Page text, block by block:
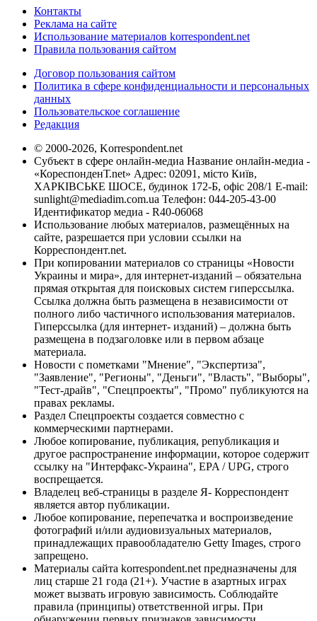
Контакты
Реклама на сайте
Использование материалов korrespondent.net
Правила пользования сайтом
Договор пользования сайтом
Политика в сфере конфиденциальности и персональных
данных
Пользовательское соглашение
Редакция
© 2000-2026, Korrespondent.net
Субъект в сфере онлайн-медиа Название онлайн-медиа -
«КореспонденТ.net» Адрес: 02091, місто Київ,
ХАРКІВСЬКЕ ШОСЕ, будинок 172-Б, офіс 208/1 E-mail:
sunlight@mediadim.com.ua Телефон: 044-205-43-00
Идентификатор медиа - R40-06068
Использование любых материалов, размещённых на
сайте, разрешается при условии ссылки на
Корреспондент.net.
При копировании материалов со страницы «Новости
Украины и мира», для интернет-изданий – обязательна
прямая открытая для поисковых систем гиперссылка.
Ссылка должна быть размещена в независимости от
полного либо частичного использования материалов.
Гиперссылка (для интернет- изданий) – должна быть
размещена в подзаголовке или в первом абзаце
материала.
Новости с пометками "Мнение", "Экспертиза",
"Заявление", "Регионы", "Деньги", "Власть", "Выборы",
"Тест-драйв", "Спецпроекты", "Промо" публикуются на
правах рекламы.
Раздел Спецпроекты создается совместно с
коммерческими партнерами.
Любое копирование, публикация, републикация и
другое распространение информации, которое содержит
ссылку на "Интерфакс-Украина", EPA / UPG, строго
воспрещается.
Владелец веб-страницы в разделе Я- Корреспондент
является автор публикации.
Любое копирование, перепечатка и воспроизведение
фотографий и/или аудиовизуальных материалов,
принадлежащих правообладателю Getty Images, строго
запрещено.
Материалы сайта korrespondent.net предназначены для
лиц старше 21 года (21+). Участие в азартных играх
может вызвать игровую зависимость. Соблюдайте
правила (принципы) ответственной игры. При